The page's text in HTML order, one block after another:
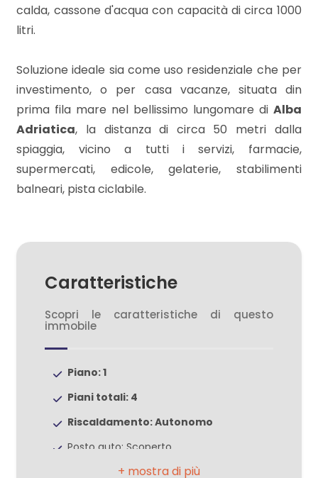
calda, cassone d'acqua con capacità di circa 1000
litri.
Soluzione ideale sia come uso residenziale che per
investimento, o per casa vacanze, situata din
prima fila mare nel bellissimo lungomare di Alba
Adriatica, la distanza di circa 50 metri dalla
spiaggia, vicino a tutti i servizi, farmacie,
supermercati, edicole, gelaterie, stabilimenti
balneari, pista ciclabile.
Caratteristiche
Scopri le caratteristiche di questo
immobile
Piano: 1
Piani totali: 4
Riscaldamento: Autonomo
Posto auto: Scoperto
Ascensore: Si
Bagni
minimi
Qualsiasi
1
4
5+
Camere
minime